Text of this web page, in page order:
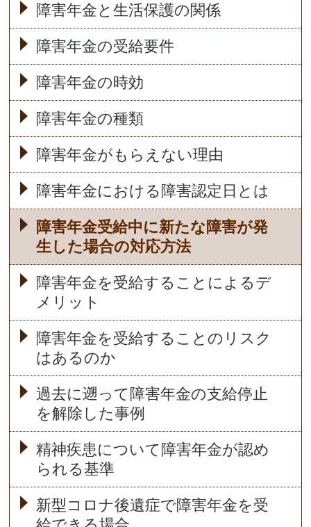
障害年金と生活保護の関係
障害年金の受給要件
障害年金の時効
障害年金の種類
障害年金がもらえない理由
障害年金における障害認定日とは
障害年金受給中に新たな障害が発
生した場合の対応方法
障害年金を受給することによるデ
メリット
障害年金を受給することのリスク
はあるのか
過去に遡って障害年金の支給停止
を解除した事例
精神疾患について障害年金が認め
られる基準
新型コロナ後遺症で障害年金を受